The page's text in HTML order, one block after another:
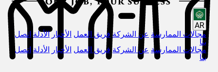
AR
مجالات الممارسة عن الشركة فريق العمل الأخبار الأدلة اتصل
بنا
مجالات الممارسة عن الشركة فريق العمل الأخبار الأدلة اتصل
بنا